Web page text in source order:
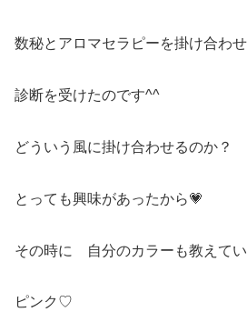
数秘とアロマセラピーを掛け合わ
診断を受けたのです^^
どういう風に掛け合わせるのか？
とっても興味があったから💗
その時に 自分のカラーも教えて
ピンク♡